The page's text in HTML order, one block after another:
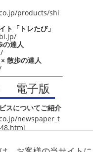
products/shi
ト「トレたび」
の達人
散歩の達人
電子版
スについてご紹介
newspaper_t